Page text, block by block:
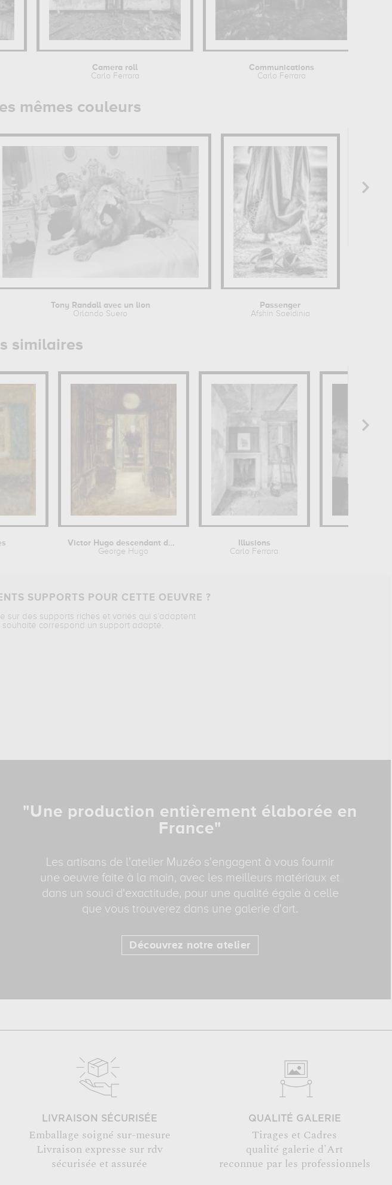
Camera roll
Carlo Ferrara
Communications
Carlo Ferrara
mêmes couleurs
Tony Randall avec un lion
Orlando Suero
Passenger
Afshin Saeidinia
similaires
Victor Hugo descendant de son cabinet...
George Hugo
Illusions
Carlo Ferrara
SUPPORTS POUR CETTE OEUVRE ?
sur des supports riches et variés qui s’adaptent
correspond un support adapté.
"Une production entièrement élaborée en
France"
Les artisans de l'atelier Muzéo s'engagent à vous fournir
une oeuvre faite à la main, avec les meilleurs matériaux et
dans un souci d'exactitude, pour une qualité égale à celle
que vous trouverez dans une galerie d'art.
Découvrez notre atelier
LIVRAISON SÉCURISÉE
Emballage soigné sur-mesure
Livraison expresse sur rdv
sécurisée et assurée
QUALITÉ GALERIE
Tirages et Cadres
qualité galerie d'Art
reconnue par les professionnels